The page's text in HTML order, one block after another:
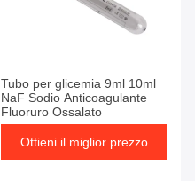
Tubo per glicemia 9ml 10ml
NaF Sodio Anticoagulante
Fluoruro Ossalato
Ottieni il miglior prezzo